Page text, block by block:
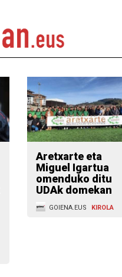
Aretxarte eta
Miguel Igartua
omenduko ditu
UDAk domekan
GOIENA.EUS KIROLA